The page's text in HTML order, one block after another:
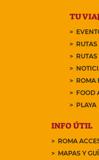
TU
ROMA
FOOD
PLAYA
INFO ÚTIL
ROMA
MAPAS Y